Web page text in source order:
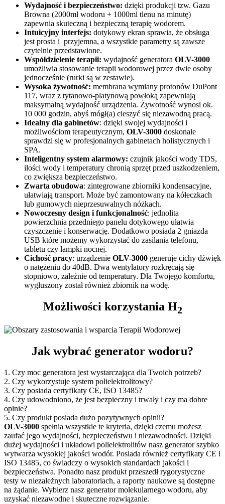
Wydajność i bezpieczeństwo: dzięki produkcji tzw. Gazu
Browna (2000ml wodoru + 1000ml tlenu na minutę)
zapewnia skuteczną i bezpieczną terapię wodorem.
Intuicyjny interfejs: dotykowy ekran sprawia, że obsługa
jest prosta i przyjemna, a wszystkie parametry są zawsze
czytelnie przedstawione.
Współdzielenie terapii: wydajność generatora OLV-3000
umożliwia stosowanie terapii wodorowej przez dwie osoby
jednocześnie (rurki są w zestawie).
Wysoka żywotność: membrana wymiany protonów DuPont
117, wraz z tytanowo-platynową powłoką zapewniają
maksymalną wydajność urządzenia. Żywotność wynosi ok.
10 000 godzin, abyś mógł(a) cieszyć się niezawodną pracą.
Idealny dla gabinetów: dzięki swojej wydajności i
możliwościom terapeutycznym, OLV-3000 doskonale
sprawdzi się w profesjonalnych gabinetach holistycznych i
SPA.
Inteligentny system alarmowy: czujnik jakości wody TDS,
ilości wody i temperatury chronią sprzęt przed uszkodzeniem,
co zwiększa bezpieczeństwo.
Zwarta obudowa: zintegrowane zbiorniki kondensacyjne,
ułatwiają transport. Może być zamontowany na kółeczkach
lub gumowych nieprzesuwalnych nóżkach.
Nowoczesny design i funkcjonalność: jednolita
powierzchnia przedniego panelu dotykowego ułatwia
czyszczenie i konserwację. Dodatkowo posiada 2 gniazda
USB które możemy wykorzystać do zasilania telefonu,
tabletu czy lampki nocnej.
Cichość pracy: urządzenie OLV-3000 generuje cichy dźwięk
o natężeniu do 40dB. Dwa wentylatory rozkręcają się
stopniowo, zależnie od temperatury. Dla Twojego komfortu,
wygłuszony został również zbiornik na wodę.
Możliwości korzystania H2
Jak wybrać generator wodoru?
1. Czy moc generatora jest wystarczająca dla Twoich potrzeb?
2. Czy wykorzystuje system polielektrolitowy?
3. Czy posiada certyfikaty CE, ISO 13485?
4. Czy udowodniono, że jest bezpieczny i trwały i czy ma dobre
opinie?
5. Czy produkt posiada dużo pozytywnych opinii?
OLV-3000 spełnia wszystkie te kryteria, dzięki czemu możesz
zaufać jego wydajności, bezpieczeństwu i niezawodności. Dzięki
dużej wydajności i układowi polielektrolitów nasz generator szybko
wytwarza wysokiej jakości wodór. Posiada również certyfikaty CE i
ISO 13485, co świadczy o wysokich standardach jakości i
bezpieczeństwa. Ponadto nasz produkt przeszedł rygorystyczne
testy w niezależnych laboratoriach, a raporty naukowe są dostępne
na żądanie. Wybierz nasz generator molekularnego wodoru, aby
uzyskać niezawodne i skuteczne rozwiązanie.